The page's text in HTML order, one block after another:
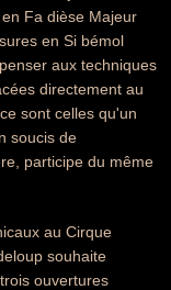
Fa dièse Majeur
en Si bémol
aux techniques
directement au
sont celles qu'un
soucis de
participe du même
au Cirque
souhaite
ouvertures